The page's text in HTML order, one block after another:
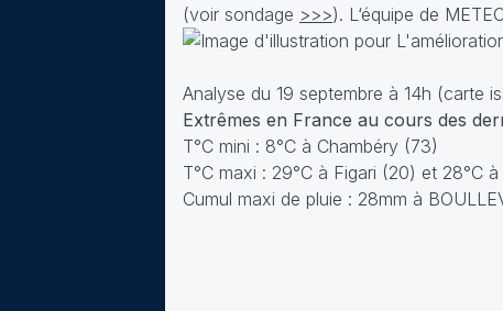
(voir sondage >>>). L‘équipe de
Analyse du 19 septembre à 14h (carte
Extrêmes en France au cours des
T°C mini : 8°C à Chambéry (73)
T°C maxi : 29°C à Figari (20) et 28°C
Cumul maxi de pluie : 28mm à